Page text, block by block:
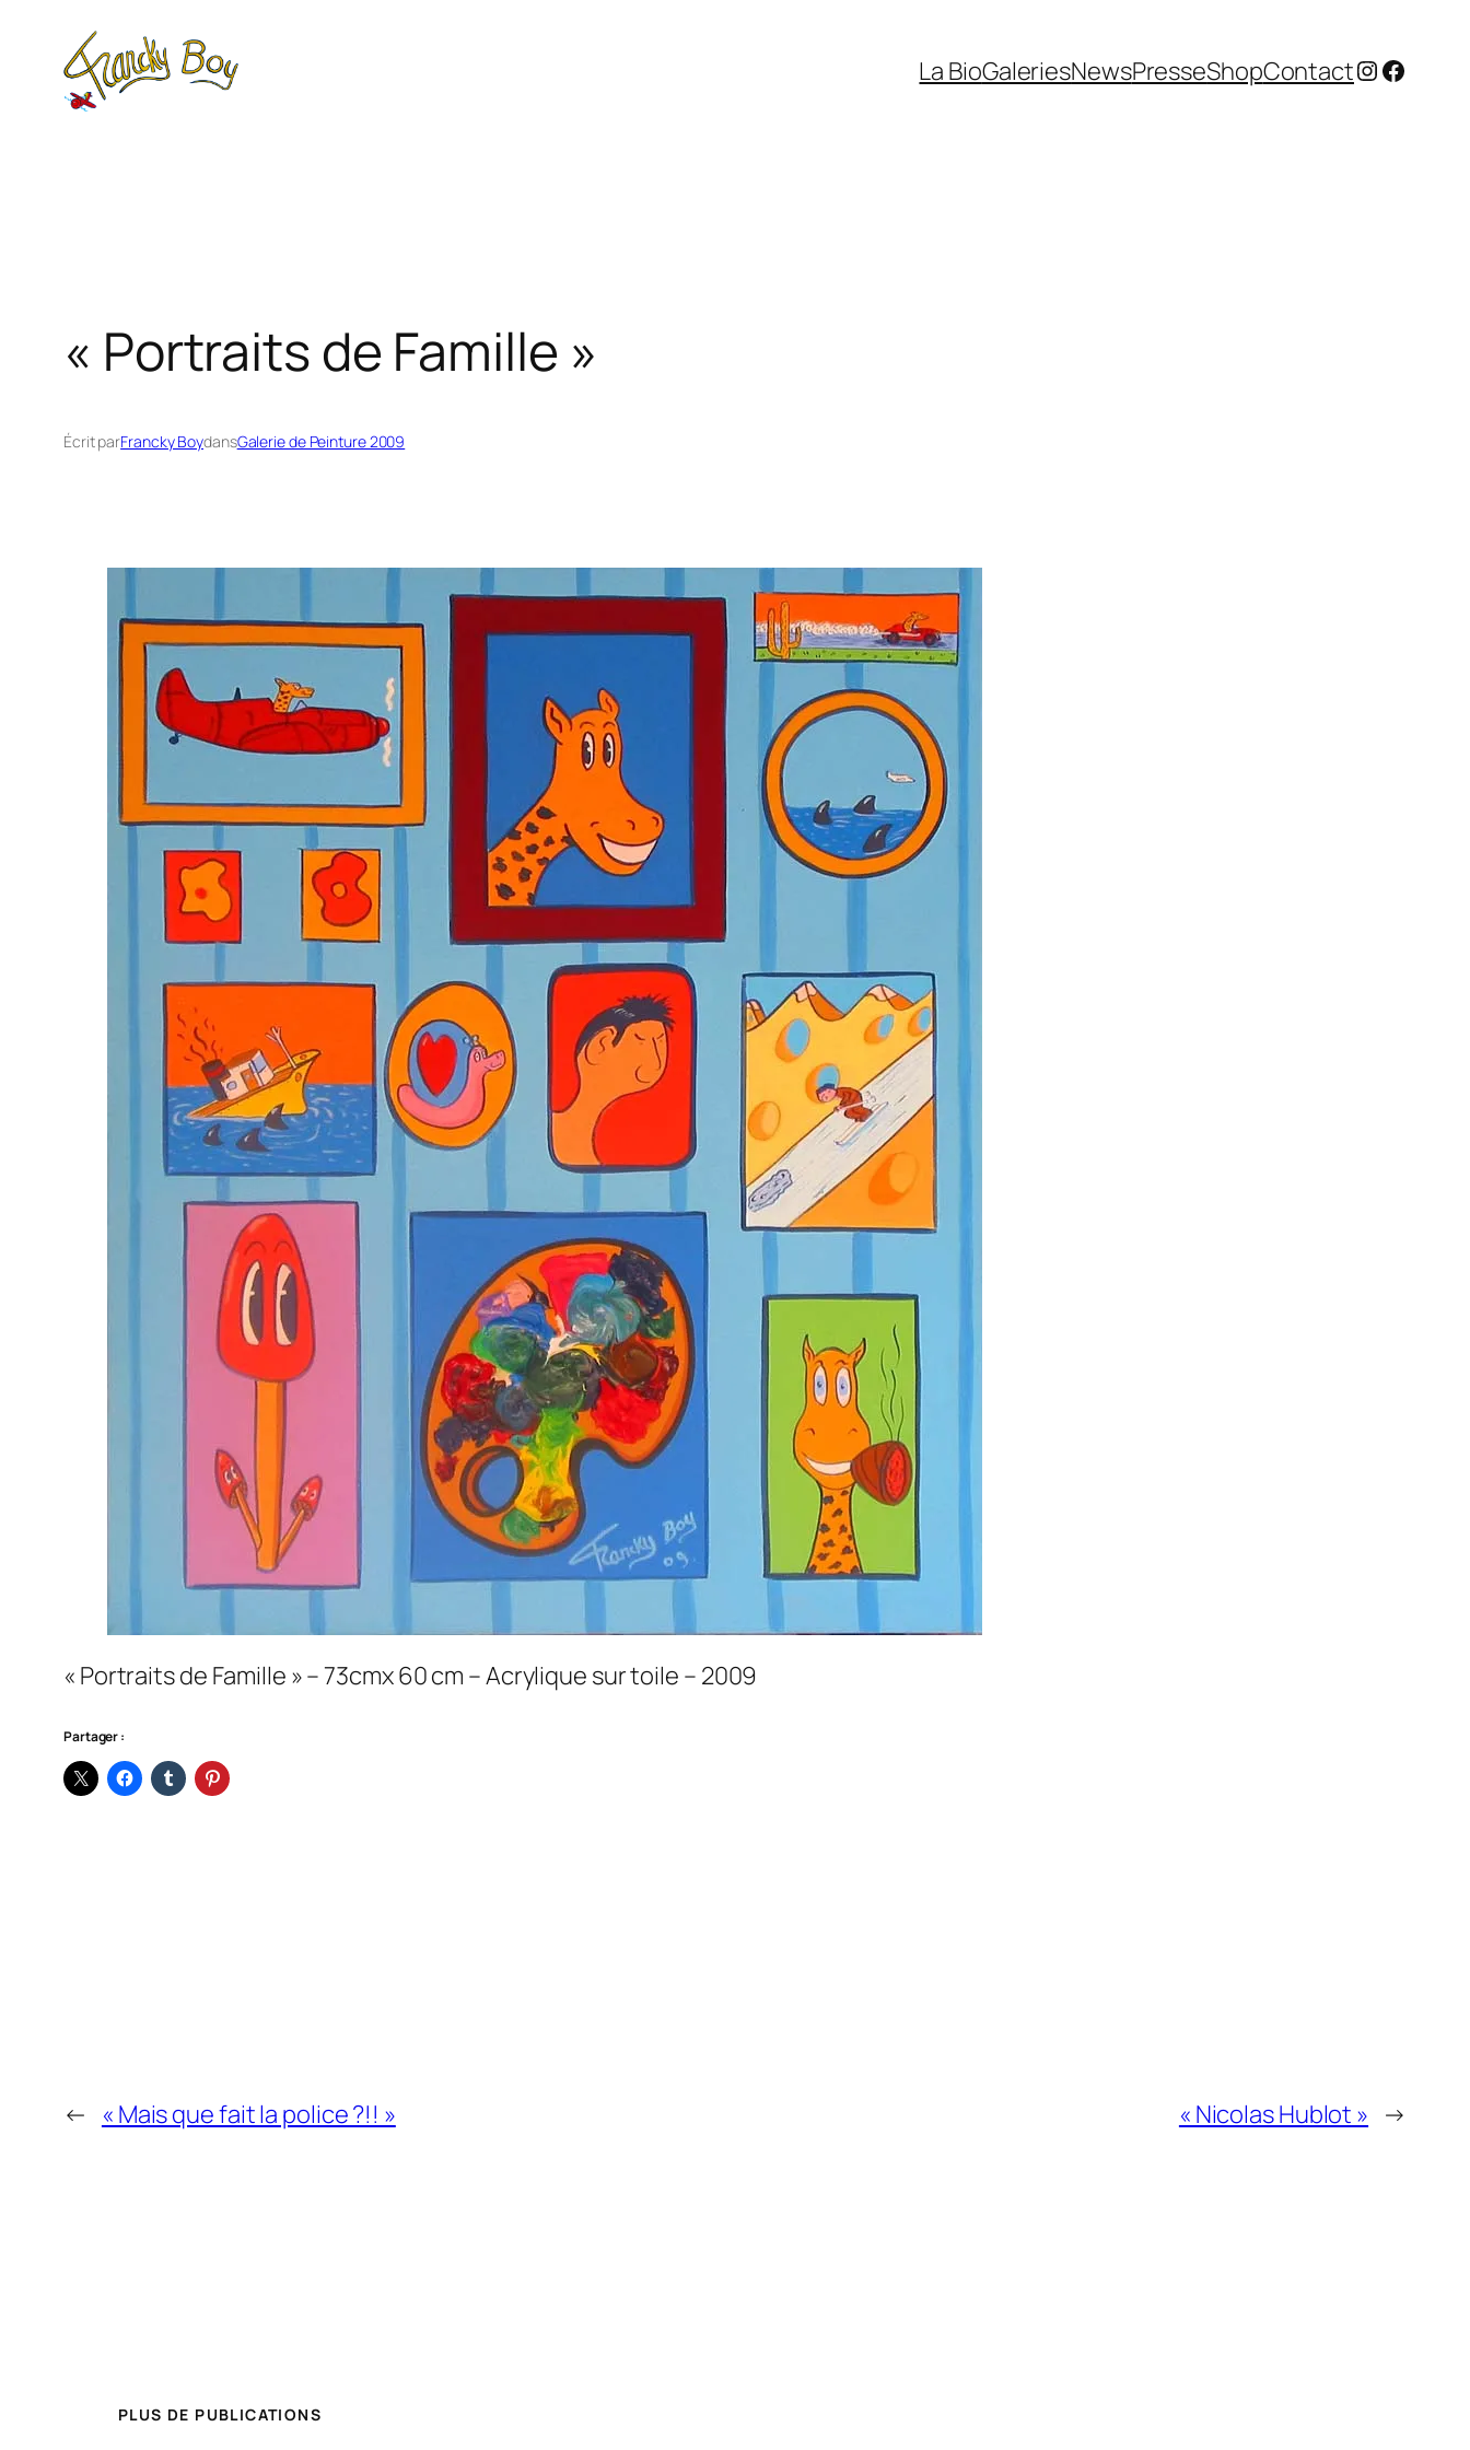
contenu
La BioGaleriesNewsPresseShopContactInstagram
« Portraits de Famille »
Écrit parFrancky BoydansGalerie de Peinture 2009
« Portraits de Famille » – 73cmx 60 cm – Acrylique sur toile – 2009
Partager :
← « Mais que fait la police ?!! » « Nicolas Hublot » →
PLUS DE PUBLICATIONS